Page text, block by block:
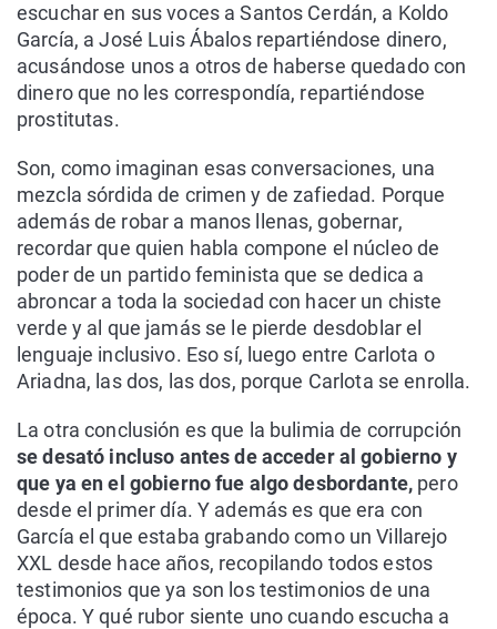
escuchar en sus voces a Santos Cerdán, a Koldo
García, a José Luis Ábalos repartiéndose dinero,
acusándose unos a otros de haberse quedado con
dinero que no les correspondía, repartiéndose
prostitutas.
Son, como imaginan esas conversaciones, una
mezcla sórdida de crimen y de zafiedad. Porque
además de robar a manos llenas, gobernar,
recordar que quien habla compone el núcleo de
poder de un partido feminista que se dedica a
abroncar a toda la sociedad con hacer un chiste
verde y al que jamás se le pierde desdoblar el
lenguaje inclusivo. Eso sí, luego entre Carlota o
Ariadna, las dos, las dos, porque Carlota se enrolla.
La otra conclusión es que la bulimia de corrupción
se desató incluso antes de acceder al gobierno y
que ya en el gobierno fue algo desbordante, pero
desde el primer día. Y además es que era con
García el que estaba grabando como un Villarejo
XXL desde hace años, recopilando todos estos
testimonios que ya son los testimonios de una
época. Y qué rubor siente uno cuando escucha a